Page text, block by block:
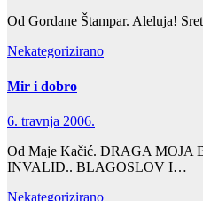
Od Gordane Štampar. Aleluja!
Nekategorizirano
Mir i dobro
6. travnja 2006.
Od Maje Kačić. DRAGA
INVALID.. BLAGOSLOV I…
Nekategorizirano